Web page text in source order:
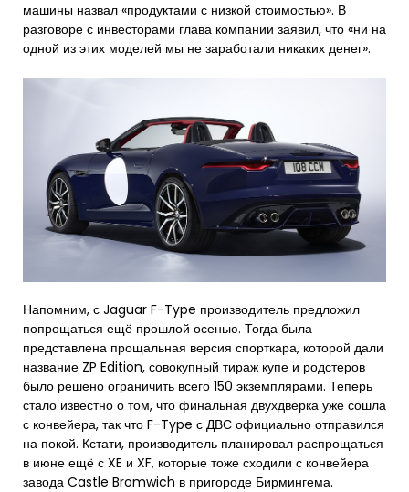
машины назвал «продуктами с низкой стоимостью». В
разговоре с инвесторами глава компании заявил, что «ни на
одной из этих моделей мы не заработали никаких денег».
Напомним, с Jaguar F-Type производитель предложил
попрощаться ещё прошлой осенью. Тогда была
представлена прощальная версия спорткара, которой дали
название ZP Edition, совокупный тираж купе и родстеров
было решено ограничить всего 150 экземплярами. Теперь
стало известно о том, что финальная двухдверка уже сошла
с конвейера, так что F-Type с ДВС официально отправился
на покой. Кстати, производитель планировал распрощаться
в июне ещё с XE и XF, которые тоже сходили с конвейера
завода Castle Bromwich в пригороде Бирмингема.